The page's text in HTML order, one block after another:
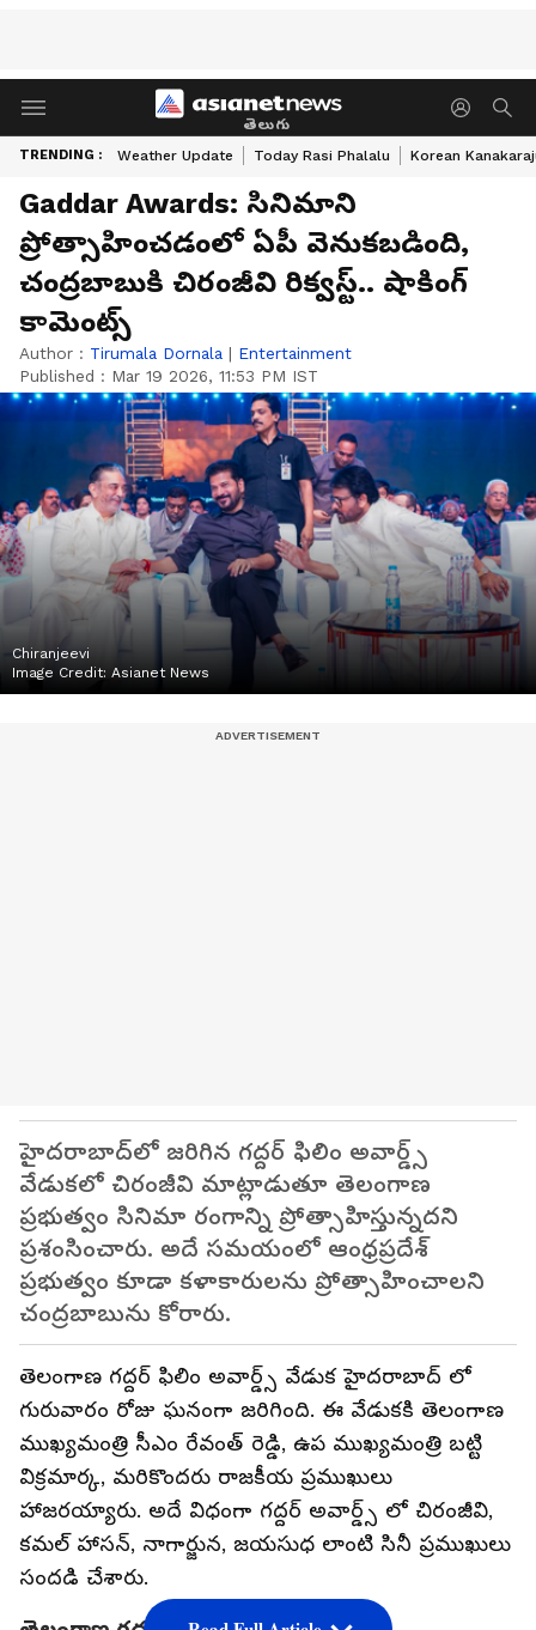
తెలుగు
TRENDING : Weather Update Today Rasi Phalalu Korean
Gaddar Awards: సినిమాని
ప్రోత్సాహించడంలో ఏపీ వెనుకబడింది,
చంద్రబాబుకి చిరంజీవి రిక్వస్ట్.. షాకింగ్
కామెంట్స్
Author : Tirumala Dornala | Entertainment
Published : Mar 19 2026, 11:53 PM IST
Chiranjeevi
Image Credit: Asianet News
హైదరాబాద్‌లో జరిగిన గద్దర్ ఫిలిం అవార్డ్స్
వేడుకలో చిరంజీవి మాట్లాడుతూ తెలంగాణ
ప్రభుత్వం సినిమా రంగాన్ని ప్రోత్సాహిస్తున్నదని
ప్రశంసించారు. అదే సమయంలో ఆంధ్రప్రదేశ్
ప్రభుత్వం కూడా కళాకారులను ప్రోత్సాహించాలని
చంద్రబాబును కోరారు.
తెలంగాణ గద్దర్ ఫిలిం అవార్డ్స్ వేడుక హైదరాబాద్ లో
గురువారం రోజు ఘనంగా జరిగింది. ఈ వేడుకకి తెలంగాణ
ముఖ్యమంత్రి సీఎం రేవంత్ రెడ్డి, ఉప ముఖ్యమంత్రి బట్టి
విక్రమార్క, మరికొందరు రాజకీయ ప్రముఖులు
హాజరయ్యారు. అదే విధంగా గద్దర్ అవార్డ్స్ లో చిరంజీవి,
కమల్ హాసన్, నాగార్జున, జయసుధ లాంటి సినీ ప్రముఖులు
సందడి చేశారు.